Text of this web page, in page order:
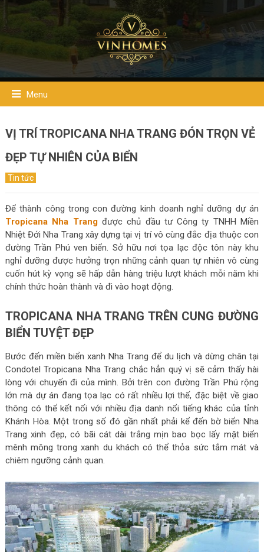
Menu
VỊ TRÍ TROPICANA NHA TRANG ĐÓN TRỌN VẺ
ĐẸP TỰ NHIÊN CỦA BIỂN
Tin tức
Để thành công trong con đường kinh doanh nghỉ dưỡng dự án
Tropicana Nha Trangđược chủ đầu tư Công ty TNHH Miền
Nhiệt Đới Nha Trang xây dựng tại vị trí vô cùng đắc địa thuộc con
đường Trần Phú ven biển. Sở hữu nơi tọa lạc độc tôn này khu
nghỉ dưỡng được hưởng trọn những cảnh quan tự nhiên vô cùng
cuốn hút kỳ vọng sẽ hấp dẫn hàng triệu lượt khách mỗi năm khi
chính thức hoàn thành và đi vào hoạt động.
TROPICANA NHA TRANG TRÊN CUNG ĐƯỜNG
BIỂN TUYỆT ĐẸP
Bước đến miền biển xanh Nha Trang để du lịch và dừng chân tại
Condotel Tropicana Nha Trang chắc hẳn quý vị sẽ cảm thấy hài
lòng với chuyến đi của mình. Bởi trên con đường Trần Phú rộng
lớn mà dự án đang tọa lạc có rất nhiều lợi thế, đặc biệt về giao
thông có thể kết nối với nhiều địa danh nổi tiếng khác của tỉnh
Khánh Hòa. Một trong số đó gần nhất phải kể đến bờ biển Nha
Trang xinh đẹp, có bãi cát dài trắng mịn bao bọc lấy mặt biển
mênh mông trong xanh du khách có thể thỏa sức tắm mát và
chiêm ngưỡng cảnh quan.